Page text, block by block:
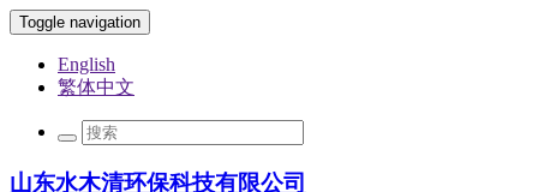
Toggle navigation
English
繁体中文
山东水木清环保科技有限公司